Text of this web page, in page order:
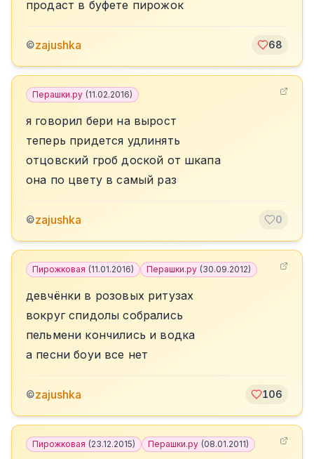
продаст в буфете пирожок
©zajushka 68
Перашки.ру (11.02.2016)
я говорил бери на вырост
теперь придется удлинять
отцовский гроб доской от шкапа
она по цвету в самый раз
©zajushka 0
Пирожковая (11.01.2016) Перашки.ру (30.09.2012)
девчёнки в розовых ритузах
вокруг спидолы собрались
пельмени кончились и водка
а песни боуи все нет
©zajushka 106
Пирожковая (23.12.2015) Перашки.ру (08.01.2011)